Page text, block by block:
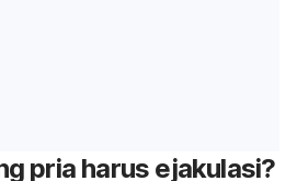
pria harus ejakulasi?